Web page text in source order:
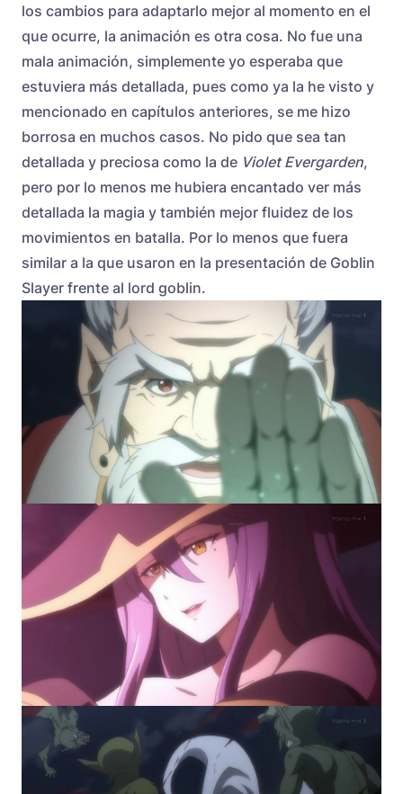
los cambios para adaptarlo mejor al momento en el
que ocurre, la animación es otra cosa. No fue una
mala animación, simplemente yo esperaba que
estuviera más detallada, pues como ya la he visto y
mencionado en capítulos anteriores, se me hizo
borrosa en muchos casos. No pido que sea tan
detallada y preciosa como la de Violet Evergarden,
pero por lo menos me hubiera encantado ver más
detallada la magia y también mejor fluidez de los
movimientos en batalla. Por lo menos que fuera
similar a la que usaron en la presentación de Goblin
Slayer frente al lord goblin.